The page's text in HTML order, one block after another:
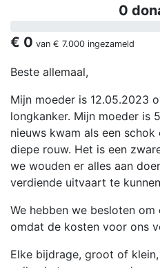
0
€ 0 van € 7.000 ingezameld
Beste allemaal,
Mijn moeder is 12.05.2023
longkanker. Mijn moeder is
nieuws kwam als een
diepe rouw. Het is een
we wouden er alles aan
verdiende uitvaart te
We hebben we besloten
omdat de kosten voor ons
Elke bijdrage, groot of